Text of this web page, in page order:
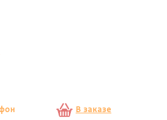
В заказе